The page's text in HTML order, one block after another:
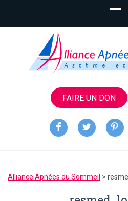
FAIRE UN DON
Alliance Apnées du Sommeil >